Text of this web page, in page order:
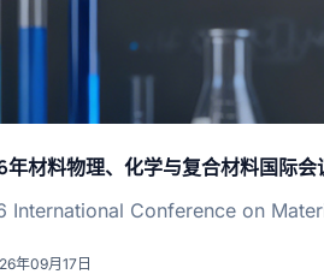
材料物理、化学与复合材料国际会
International Conference on
年09月17日